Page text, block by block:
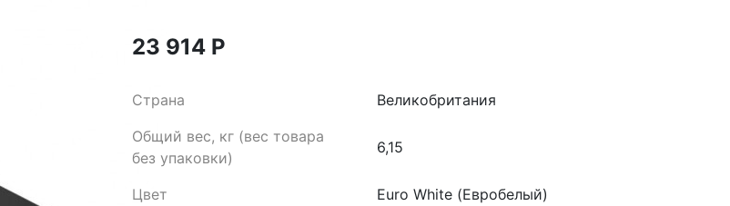
23 914 Р
Страна
Великобритания
Общий вес, кг (вес товара
без упаковки)
6,15
Цвет
Euro White (Евробелый)